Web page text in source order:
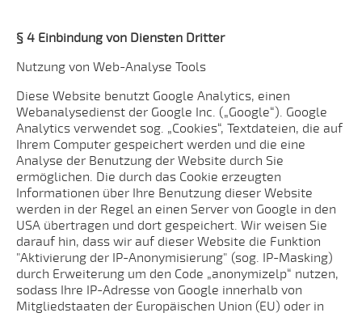
§ 4 Einbindung von Diensten Dritter
Nutzung von Web-Analyse Tools
Diese Website benutzt Google Analytics, einen
Webanalysedienst der Google Inc. („Google“). Google
Analytics verwendet sog. „Cookies“, Textdateien, die auf
Ihrem Computer gespeichert werden und die eine
Analyse der Benutzung der Website durch Sie
ermöglichen. Die durch das Cookie erzeugten
Informationen über Ihre Benutzung dieser Website
werden in der Regel an einen Server von Google in den
USA übertragen und dort gespeichert. Wir weisen Sie
darauf hin, dass wir auf dieser Website die Funktion
"Aktivierung der IP-Anonymisierung" (sog. IP-Masking)
durch Erweiterung um den Code „anonymizelp“ nutzen,
sodass Ihre IP-Adresse von Google innerhalb von
Mitgliedstaaten der Europäischen Union (EU) oder in